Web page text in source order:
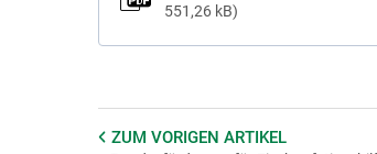
551,26 kB
ZUM VORIGEN ARTIKEL